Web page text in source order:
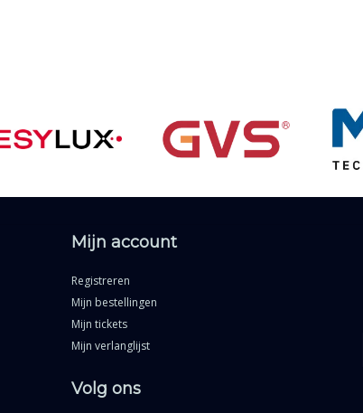
Mijn account
Registreren
Mijn bestellingen
Mijn tickets
Mijn verlanglijst
Volg ons